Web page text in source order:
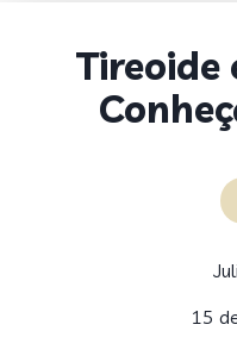
Tireoide
15